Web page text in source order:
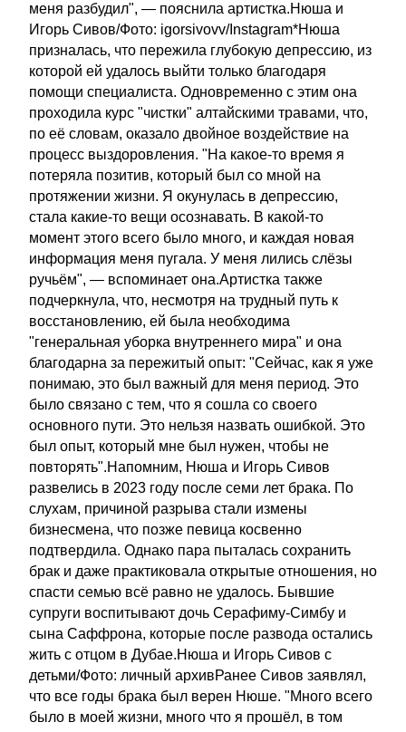
меня разбудил", — пояснила артистка.Нюша и
Игорь Сивов/Фото: igorsivovv/Instagram*Нюша
призналась, что пережила глубокую депрессию, из
которой ей удалось выйти только благодаря
помощи специалиста. Одновременно с этим она
проходила курс "чистки" алтайскими травами, что,
по её словам, оказало двойное воздействие на
процесс выздоровления. "На какое-то время я
потеряла позитив, который был со мной на
протяжении жизни. Я окунулась в депрессию,
стала какие-то вещи осознавать. В какой-то
момент этого всего было много, и каждая новая
информация меня пугала. У меня лились слёзы
ручьём", — вспоминает она.Артистка также
подчеркнула, что, несмотря на трудный путь к
восстановлению, ей была необходима
"генеральная уборка внутреннего мира" и она
благодарна за пережитый опыт: "Сейчас, как я уже
понимаю, это был важный для меня период. Это
было связано с тем, что я сошла со своего
основного пути. Это нельзя назвать ошибкой. Это
был опыт, который мне был нужен, чтобы не
повторять".Напомним, Нюша и Игорь Сивов
развелись в 2023 году после семи лет брака. По
слухам, причиной разрыва стали измены
бизнесмена, что позже певица косвенно
подтвердила. Однако пара пыталась сохранить
брак и даже практиковала открытые отношения, но
спасти семью всё равно не удалось. Бывшие
супруги воспитывают дочь Серафиму-Симбу и
сына Саффрона, которые после развода остались
жить с отцом в Дубае.Нюша и Игорь Сивов с
детьми/Фото: личный архивРанее Сивов заявлял,
что все годы брака был верен Нюше. "Много всего
было в моей жизни, много что я прошёл, в том